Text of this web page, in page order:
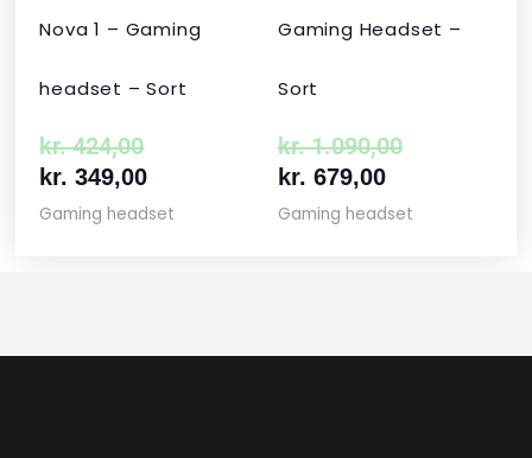
Nova 1 – Gaming
headset – Sort
kr.424,00
kr. 349,00
Gaming headset
Gaming Headset –
Sort
kr.1.090,00
kr. 679,00
Gaming headset